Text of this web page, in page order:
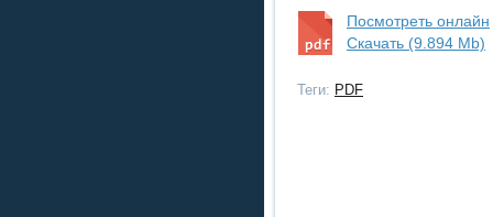
Посмотреть онлайн
Скачать (9.894 Mb)
Теги: PDF